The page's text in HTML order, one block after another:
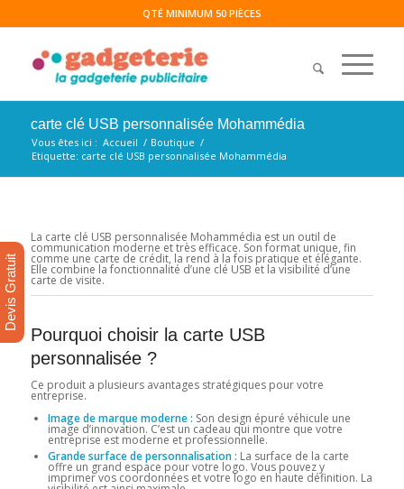
QTÉ MINIMUM 50 PIÈCES
carte clé USB personnalisée Mohammédia
Vous êtes ici : Accueil / Boutique /
Etiquette: carte clé USB personnalisée Mohammédia
La carte clé USB personnalisée Mohammédia est un outil de
communication moderne et très efficace. Son format unique, fin
comme une carte de crédit, la rend à la fois pratique et élégante.
Elle combine la fonctionnalité d’une clé USB et la visibilité d’une
carte de visite.
Pourquoi choisir la carte USB
personnalisée ?
Ce produit a plusieurs avantages stratégiques pour votre
entreprise.
Image de marque moderne : Son design épuré véhicule une
image d’innovation. C’est un cadeau qui montre que votre
entreprise est moderne et professionnelle.
Grande surface de personnalisation : La surface de la carte
offre un grand espace pour votre logo. Vous pouvez y
imprimer vos coordonnées et votre logo en haute définition. La
Devis Gratuit